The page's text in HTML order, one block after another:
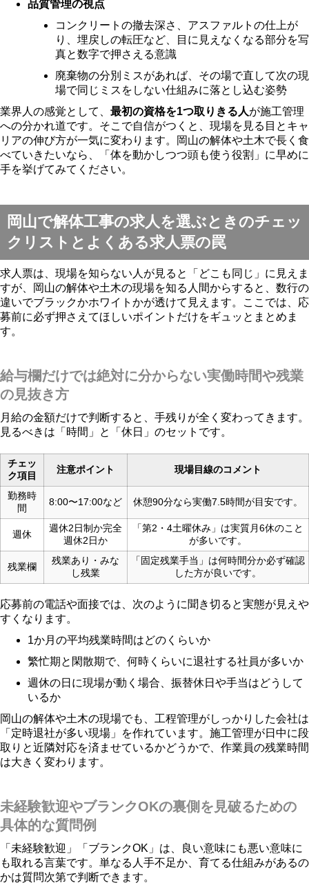
品質管理の視点
コンクリートの撤去深さ、アスファルトの仕上が
り、埋戻しの転圧など、目に見えなくなる部分を写
真と数字で押さえる意識
廃棄物の分別ミスがあれば、その場で直して次の現
場で同じミスをしない仕組みに落とし込む姿勢
業界人の感覚として、 最初の資格を1つ取りきる人が施工管理
への分かれ道です。そこで自信がつくと、現場を見る目とキャ
リアの伸び方が一気に変わります。岡山の解体や土木で長く食
べていきたいなら、「体を動かしつつ頭も使う役割」に早めに
手を挙げてみてください。
岡山で解体工事の求人を選ぶときのチェッ
クリストとよくある求人票の罠
求人票は、現場を知らない人が見ると「どこも同じ」に見えま
すが、岡山の解体や土木の現場を知る人間からすると、数行の
違いでブラックかホワイトかが透けて見えます。ここでは、応
募前に必ず押さえてほしいポイントだけをギュッとまとめま
す。
給与欄だけでは絶対に分からない実働時間や残業
の見抜き方
月給の金額だけで判断すると、手残りが全く変わってきます。
見るべきは「時間」と「休日」のセットです。
チェッ
ク項目
注意ポイント 現場目線のコメント
勤務時
間
8:00〜17:00など 休憩90分なら実働7.5時間が目安です。
週休
週休2日制か完全
週休2日か
「第2・4土曜休み」は実質月6休のこと
が多いです。
残業欄
残業あり・みな
し残業
「固定残業手当」は何時間分か必ず確認
した方が良いです。
応募前の電話や面接では、次のように聞き切ると実態が見えや
すくなります。
1か月の平均残業時間はどのくらいか
繁忙期と閑散期で、何時くらいに退社する社員が多いか
週休の日に現場が動く場合、振替休日や手当はどうして
いるか
岡山の解体や土木の現場でも、工程管理がしっかりした会社は
「定時退社が多い現場」を作れています。施工管理が日中に段
取りと近隣対応を済ませているかどうかで、作業員の残業時間
は大きく変わります。
未経験歓迎やブランクOKの裏側を見破るための
具体的な質問例
「未経験歓迎」「ブランクOK」は、良い意味にも悪い意味に
も取れる言葉です。単なる人手不足か、育てる仕組みがあるの
かは質問次第で判断できます。